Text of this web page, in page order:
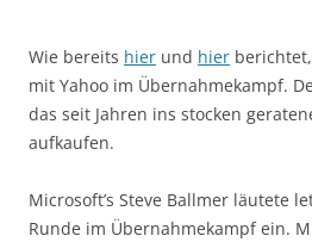
Wie bereits hier und hier
mit Yahoo im Übernahmekampf.
das seit Jahren ins stocken
aufkaufen.
Microsoft’s Steve Ballmer läutete
Runde im Übernahmekampf ein.